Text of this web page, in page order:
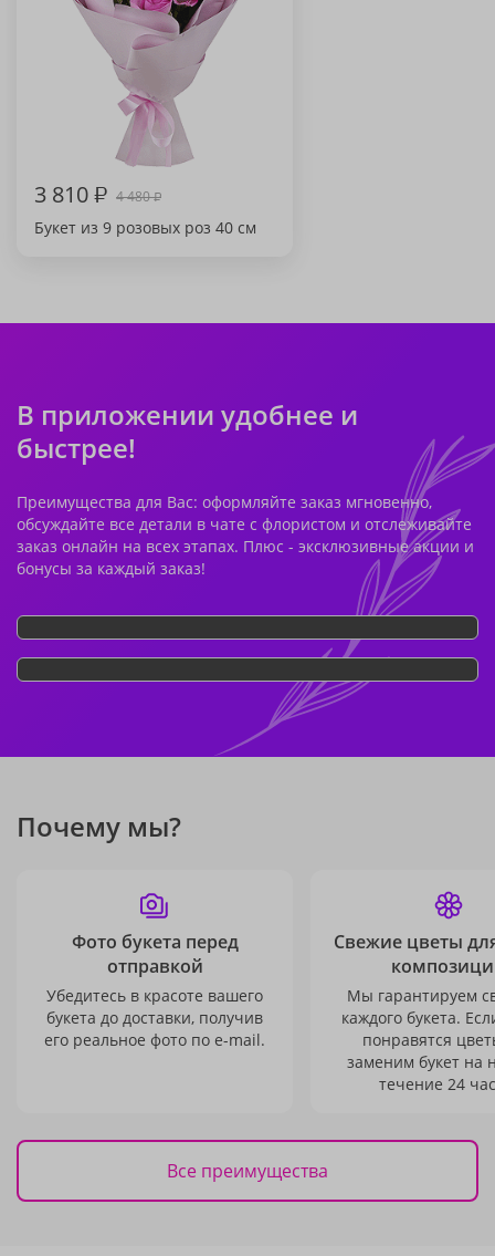
3 810₽ 4 480₽
Букет из 9 розовых роз 40 см
В приложении удобнее и
быстрее!
Преимущества для Вас: оформляйте заказ мгновенно,
обсуждайте все детали в чате с флористом и отслеживайте
заказ онлайн на всех этапах. Плюс - эксклюзивные акции и
бонусы за каждый заказ!
Почему мы?
Фото букета перед
отправкой
Убедитесь в красоте вашего
букета до доставки, получив
его реальное фото по e-mail.
Свежие цветы
Мы гарантируем
каждого букета.
понравятся
заменим букет на
течение 24
Все преимущества